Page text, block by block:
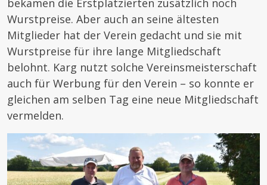
Wurstpreise. Aber auch an seine ältesten
Mitglieder hat der Verein gedacht und sie mit
Wurstpreise für ihre lange Mitgliedschaft
belohnt. Karg nutzt solche Vereinsmeisterschaft
auch für Werbung für den Verein – so konnte er
gleichen am selben Tag eine neue Mitgliedschaft
vermelden.